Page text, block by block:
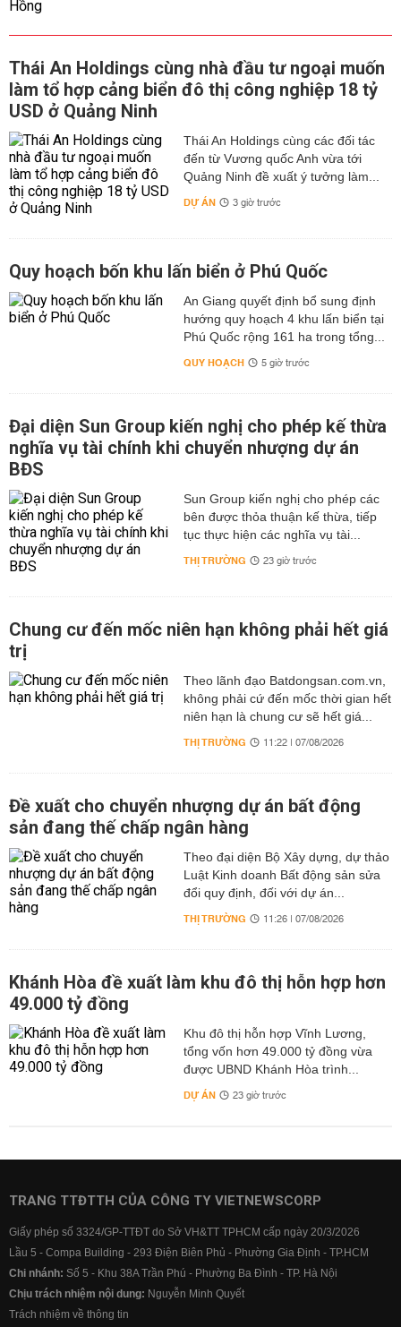
Thái An Holdings cùng nhà đầu tư ngoại muốn
làm tổ hợp cảng biển đô thị công nghiệp 18 tỷ
USD ở Quảng Ninh
Thái An Holdings cùng các đối tác
đến từ Vương quốc Anh vừa tới
Quảng Ninh đề xuất ý tưởng làm...
DỰ ÁN 3 giờ trước
Quy hoạch bốn khu lấn biển ở Phú Quốc
An Giang quyết định bổ sung định
hướng quy hoạch 4 khu lấn biển tại
Phú Quốc rộng 161 ha trong tổng...
QUY HOẠCH 5 giờ trước
Đại diện Sun Group kiến nghị cho phép kế thừa
nghĩa vụ tài chính khi chuyển nhượng dự án
BĐS
Sun Group kiến nghị cho phép các
bên được thỏa thuận kế thừa, tiếp
tục thực hiện các nghĩa vụ tài...
THỊ TRƯỜNG 23 giờ trước
Chung cư đến mốc niên hạn không phải hết giá
trị
Theo lãnh đạo Batdongsan.com.vn,
không phải cứ đến mốc thời gian hết
niên hạn là chung cư sẽ hết giá...
THỊ TRƯỜNG 11:22 | 07/08/2026
Đề xuất cho chuyển nhượng dự án bất động
sản đang thế chấp ngân hàng
Theo đại diện Bộ Xây dựng, dự thảo
Luật Kinh doanh Bất động sản sửa
đổi quy định, đối với dự án...
THỊ TRƯỜNG 11:26 | 07/08/2026
Khánh Hòa đề xuất làm khu đô thị hỗn hợp hơn
49.000 tỷ đồng
Khu đô thị hỗn hợp Vĩnh Lương,
tổng vốn hơn 49.000 tỷ đồng vừa
được UBND Khánh Hòa trình...
DỰ ÁN 23 giờ trước
TRANG TTĐTTH CỦA CÔNG TY VIETNEWSCORP
Giấy phép số 3324/GP-TTĐT do Sở VH&TT TPHCM cấp ngày 20/3/2026
Lầu 5 - Compa Building - 293 Điện Biên Phủ - Phường Gia Định - TP.HCM
Chi nhánh: Số 5 - Khu 38A Trần Phú - Phường Ba Đình - TP. Hà Nội
Chịu trách nhiệm nội dung: Nguyễn Minh Quyết
Trách nhiệm về thông tin